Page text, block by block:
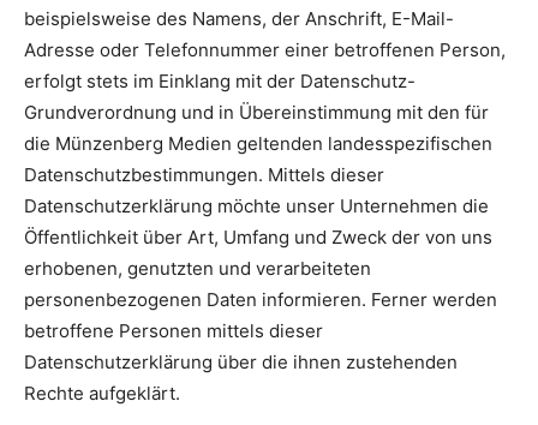
beispielsweise des Namens, der Anschrift, E-Mail-
Adresse oder Telefonnummer einer betroffenen Person,
erfolgt stets im Einklang mit der Datenschutz-
Grundverordnung und in Übereinstimmung mit den für
die Münzenberg Medien geltenden landesspezifischen
Datenschutzbestimmungen. Mittels dieser
Datenschutzerklärung möchte unser Unternehmen die
Öffentlichkeit über Art, Umfang und Zweck der von uns
erhobenen, genutzten und verarbeiteten
personenbezogenen Daten informieren. Ferner werden
betroffene Personen mittels dieser
Datenschutzerklärung über die ihnen zustehenden
Rechte aufgeklärt.